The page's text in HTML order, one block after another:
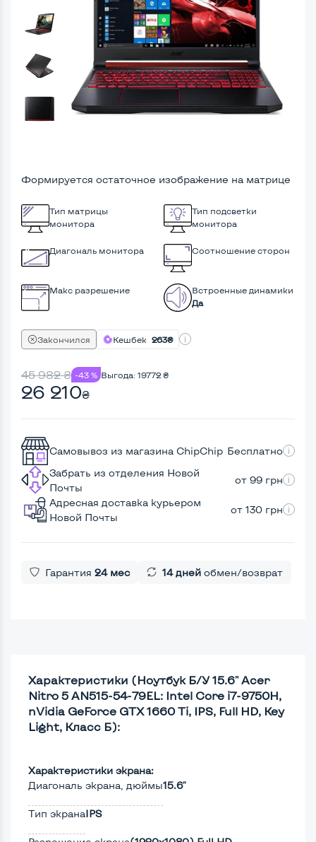
Формируется остаточное изображение на матрице
Тип матрицы
монитора
Тип подсветки
монитора
Диагональ монитора Соотношение сторон
Макс разрешение
Встроенные динамики
Да
Закончился Кешбек 263₴
45 982₴ -43 % Выгода: 19772 ₴
26 210₴
Самовывоз из магазина ChipChip Бесплатно
Забрать из отделения Новой
Почты
от 99 грн
Адресная доставка курьером
Новой Почты
от 130 грн
Гарантия 24 мес 14 дней обмен/возврат
Характеристики (Ноутбук Б/У 15.6" Acer
Nitro 5 AN515-54-79EL: Intel Core i7-9750H,
nVidia GeForce GTX 1660 Ti, IPS, Full HD, Key
Light, Класс Б):
Характеристики экрана:
Диагональ экрана, дюймы15.6"
Тип экранаIPS